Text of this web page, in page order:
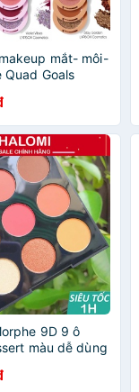
mắt- môi-
Quad Goals
9D 9 ô
màu dễ dùng